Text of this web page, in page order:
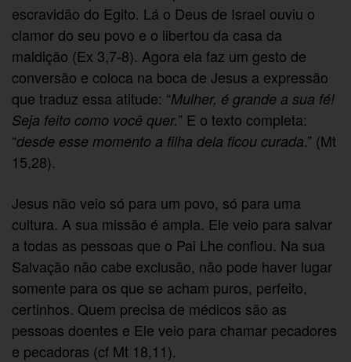
escravidão do Egito. Lá o Deus de Israel ouviu o
clamor do seu povo e o libertou da casa da
maldição (Ex 3,7-8). Agora ela faz um gesto de
conversão e coloca na boca de Jesus a expressão
que traduz essa atitude: “Mulher, é grande a sua fé!
Seja feito como você quer.” E o texto completa:
“desde esse momento a filha dela ficou curada.” (Mt
15,28).
Jesus não veio só para um povo, só para uma
cultura. A sua missão é ampla. Ele veio para salvar
a todas as pessoas que o Pai Lhe confiou. Na sua
Salvação não cabe exclusão, não pode haver lugar
somente para os que se acham puros, perfeito,
certinhos. Quem precisa de médicos são as
pessoas doentes e Ele veio para chamar pecadores
e pecadoras (cf Mt 18,11).